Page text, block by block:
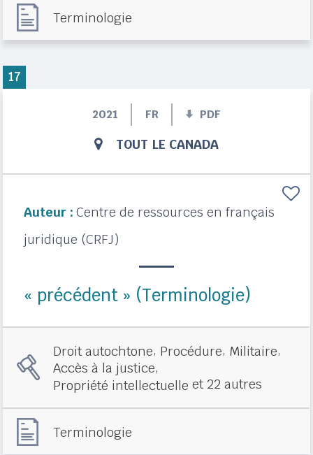
Terminologie
2021 FR PDF
TOUT LE CANADA
Auteur : Centre de ressources en français
juridique (CRFJ)
« précédent » (Terminologie)
Droit autochtone, Procédure, Militaire,
Accès à la justice,
Propriété intellectuelle et 22 autres
Terminologie
17